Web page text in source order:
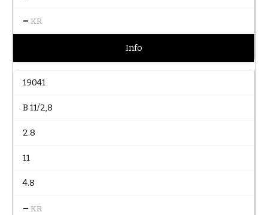
– KR
Info
19041
B 11/2,8
2.8
11
4.8
– KR